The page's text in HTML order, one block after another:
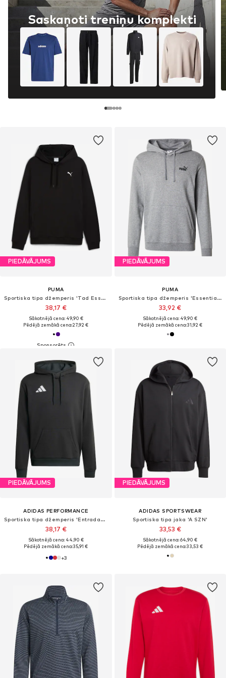
Saskaņoti treniņu komplekti
PIEDĀVĀJUMS
PUMA
Sportiska tipa džemperis 'Tad Essentials'
38,17 €
Sākotnējā cena: 49,90 €
Pēdējā zemākā cena:27,92 €
PIEDĀVĀJUMS
PUMA
Sportiska tipa džemperis 'Essentials No. 1'
33,92 €
Sākotnējā cena: 49,90 €
Pēdējā zemākā cena:31,92 €
PIEDĀVĀJUMS
ADIDAS PERFORMANCE
Sportiska tipa džemperis 'Entrada26'
38,17 €
Sākotnējā cena: 44,90 €
Pēdējā zemākā cena:35,91 €
+3
PIEDĀVĀJUMS
ADIDAS SPORTSWEAR
Sportiska tipa jaka 'A SZN'
33,53 €
Sākotnējā cena: 64,90 €
Pēdējā zemākā cena:33,53 €